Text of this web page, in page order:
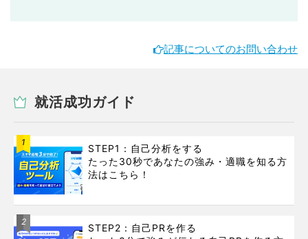
記事についてのお問い合わせ
就活成功ガイド
1
STEP1：自己分析をする
たった30秒であなたの強み・適職を知る方
法はこちら！
2
STEP2：自己PRを作る